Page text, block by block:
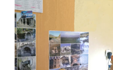
Larger
Image